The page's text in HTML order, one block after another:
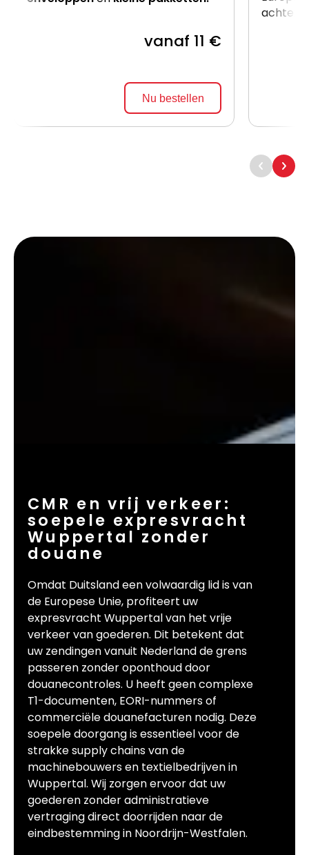
vanaf 11 €
Nu bestellen
CMR en vrij verkeer:
soepele expresvracht
Wuppertal zonder
douane
Omdat Duitsland een volwaardig lid is van
de Europese Unie, profiteert uw
expresvracht Wuppertal van het vrije
verkeer van goederen. Dit betekent dat
uw zendingen vanuit Nederland de grens
passeren zonder oponthoud door
douanecontroles. U heeft geen complexe
T1-documenten, EORI-nummers of
commerciële douanefacturen nodig. Deze
soepele doorgang is essentieel voor de
strakke supply chains van de
machinebouwers en textielbedrijven in
Wuppertal. Wij zorgen ervoor dat uw
goederen zonder administratieve
vertraging direct doorrijden naar de
eindbestemming in Noordrijn-Westfalen.